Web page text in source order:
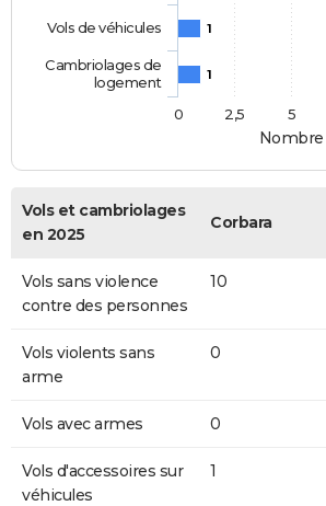
Nombre
1
1
Vols de véhicules
Cambriolages de
logement
0
2,5 5
Vols et cambriolages
en 2025
Corbara
Vols sans violence
contre des personnes
10
Vols violents sans
arme
0
Vols avec armes 0
Vols d'accessoires sur
véhicules
1